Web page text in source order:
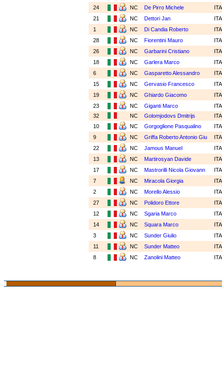
24
NC De Pirro Michele
21
NC Dettori Jan
1
NC Di Candia Roberto
28
NC Fiorentini Mauro
26
NC Garbarini Cristiano
18
NC Garlera Marco
6
NC Gasparetto Alessandro
15
NC Gervasio Francesco
19
NC Ghiardo Giacomo
23
NC Giganti Marco
32
NC Golomjodovs Dmitrijs
10
NC Gorgoglione Pasqualino
9
NC Griffa Roberto Antonio Giu
22
NC Jamous Manuel
13
NC Martirosyan Davide
17
NC Mastrorilli Nicola Giovann
7
NC Miracola Giorgia
2
NC Morello Alessio
27
NC Polidoro Ettore
12
NC Sgaria Marco
14
NC Squara Marco
3
NC Sunder Giulio
11
NC Sunder Matteo
8
NC Zanolini Matteo